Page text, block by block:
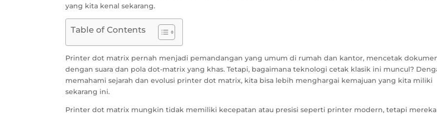
yang kita kenal sekarang.
Table of Contents
Printer dot matrix pernah menjadi pemandangan yang umum di rumah dan kantor, mencetak
dengan suara dan pola dot-matrix yang khas. Tetapi, bagaimana teknologi cetak klasik ini muncul?
memahami sejarah dan evolusi printer dot matrix, kita bisa lebih menghargai kemajuan yang kita miliki
sekarang ini.
Printer dot matrix mungkin tidak memiliki kecepatan atau presisi seperti printer modern, tetapi mereka